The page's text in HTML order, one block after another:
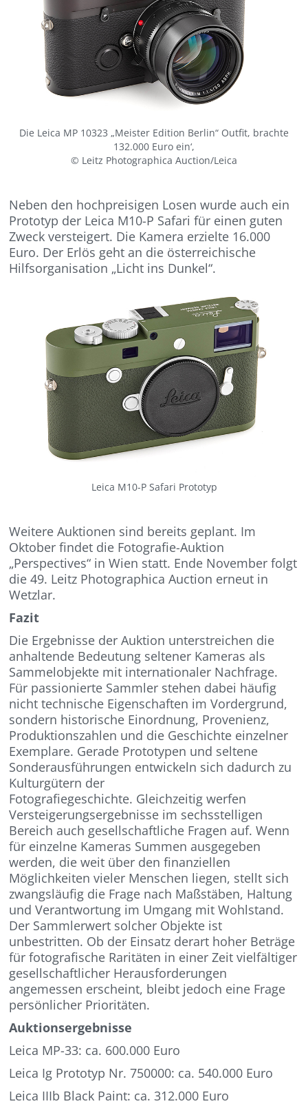
Die Leica MP 10323 „Meister Edition Berlin“ Outfit, brachte
132.000 Euro ein‘,
© Leitz Photographica Auction/Leica
Neben den hochpreisigen Losen wurde auch ein
Prototyp der Leica M10-P Safari für einen guten
Zweck versteigert. Die Kamera erzielte 16.000
Euro. Der Erlös geht an die österreichische
Hilfsorganisation „Licht ins Dunkel“.
Leica M10-P Safari Prototyp
Weitere Auktionen sind bereits geplant. Im
Oktober findet die Fotografie-Auktion
„Perspectives“ in Wien statt. Ende November folgt
die 49. Leitz Photographica Auction erneut in
Wetzlar.
Fazit
Die Ergebnisse der Auktion unterstreichen die
anhaltende Bedeutung seltener Kameras als
Sammelobjekte mit internationaler Nachfrage.
Für passionierte Sammler stehen dabei häufig
nicht technische Eigenschaften im Vordergrund,
sondern historische Einordnung, Provenienz,
Produktionszahlen und die Geschichte einzelner
Exemplare. Gerade Prototypen und seltene
Sonderausführungen entwickeln sich dadurch zu
Kulturgütern der
Fotografiegeschichte. Gleichzeitig werfen
Versteigerungsergebnisse im sechsstelligen
Bereich auch gesellschaftliche Fragen auf. Wenn
für einzelne Kameras Summen ausgegeben
werden, die weit über den finanziellen
Möglichkeiten vieler Menschen liegen, stellt sich
zwangsläufig die Frage nach Maßstäben, Haltung
und Verantwortung im Umgang mit Wohlstand.
Der Sammlerwert solcher Objekte ist
unbestritten. Ob der Einsatz derart hoher Beträge
für fotografische Raritäten in einer Zeit vielfältiger
gesellschaftlicher Herausforderungen
angemessen erscheint, bleibt jedoch eine Frage
persönlicher Prioritäten.
Auktionsergebnisse
Leica MP-33: ca. 600.000 Euro
Leica Ig Prototyp Nr. 750000: ca. 540.000 Euro
Leica IIIb Black Paint: ca. 312.000 Euro